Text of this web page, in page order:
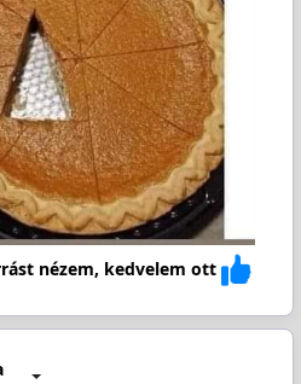
nézem, kedvelem ott